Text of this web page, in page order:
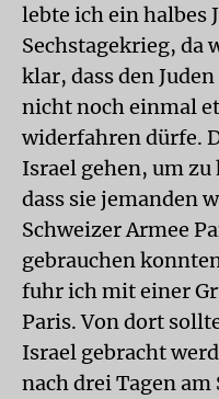
lebte ich ein halbes
Sechstagekrieg, da
klar, dass den
nicht noch einmal
widerfahren dürfe.
Israel gehen, um
dass sie jemanden
Schweizer Armee
gebrauchen
fuhr ich mit einer
Paris. Von dort
Israel gebracht
nach drei Tagen